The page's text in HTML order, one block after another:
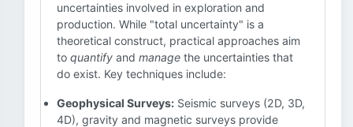
uncertainties involved in exploration and
production. While "total uncertainty" is a
theoretical construct, practical approaches aim
to quantify and manage the uncertainties that
do exist. Key techniques include:
Geophysical Surveys: Seismic surveys (2D, 3D,
4D), gravity and magnetic surveys provide